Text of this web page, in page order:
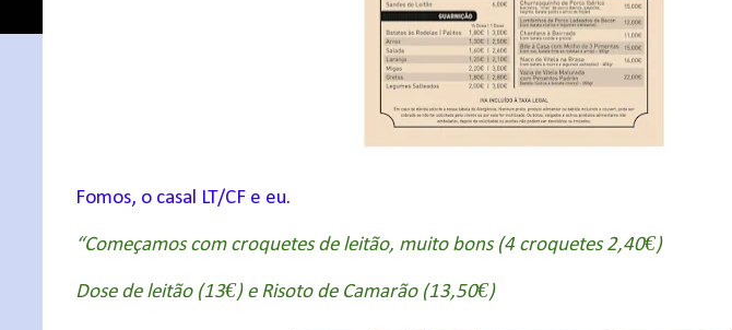
Fomos, o casal LT/CF e eu.
“Começamos com croquetes de leitão, muito bons (4 croquetes 2,40€)
Dose de leitão (13€) e Risoto de Camarão (13,50€)